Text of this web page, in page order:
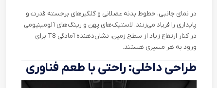
در نمای جانبی، خطوط بدنه عضلانی و گلگیرهای برجسته قدرت و
پایداری را فریاد می‌زنند. لاستیک‌های پهن و رینگ‌های آلومینیومی
در کنار ارتفاع زیاد از سطح زمین، نشان‌دهنده آمادگی T8 برای
ورود به هر مسیری هستند.
طراحی داخلی: راحتی با طعم فناوری